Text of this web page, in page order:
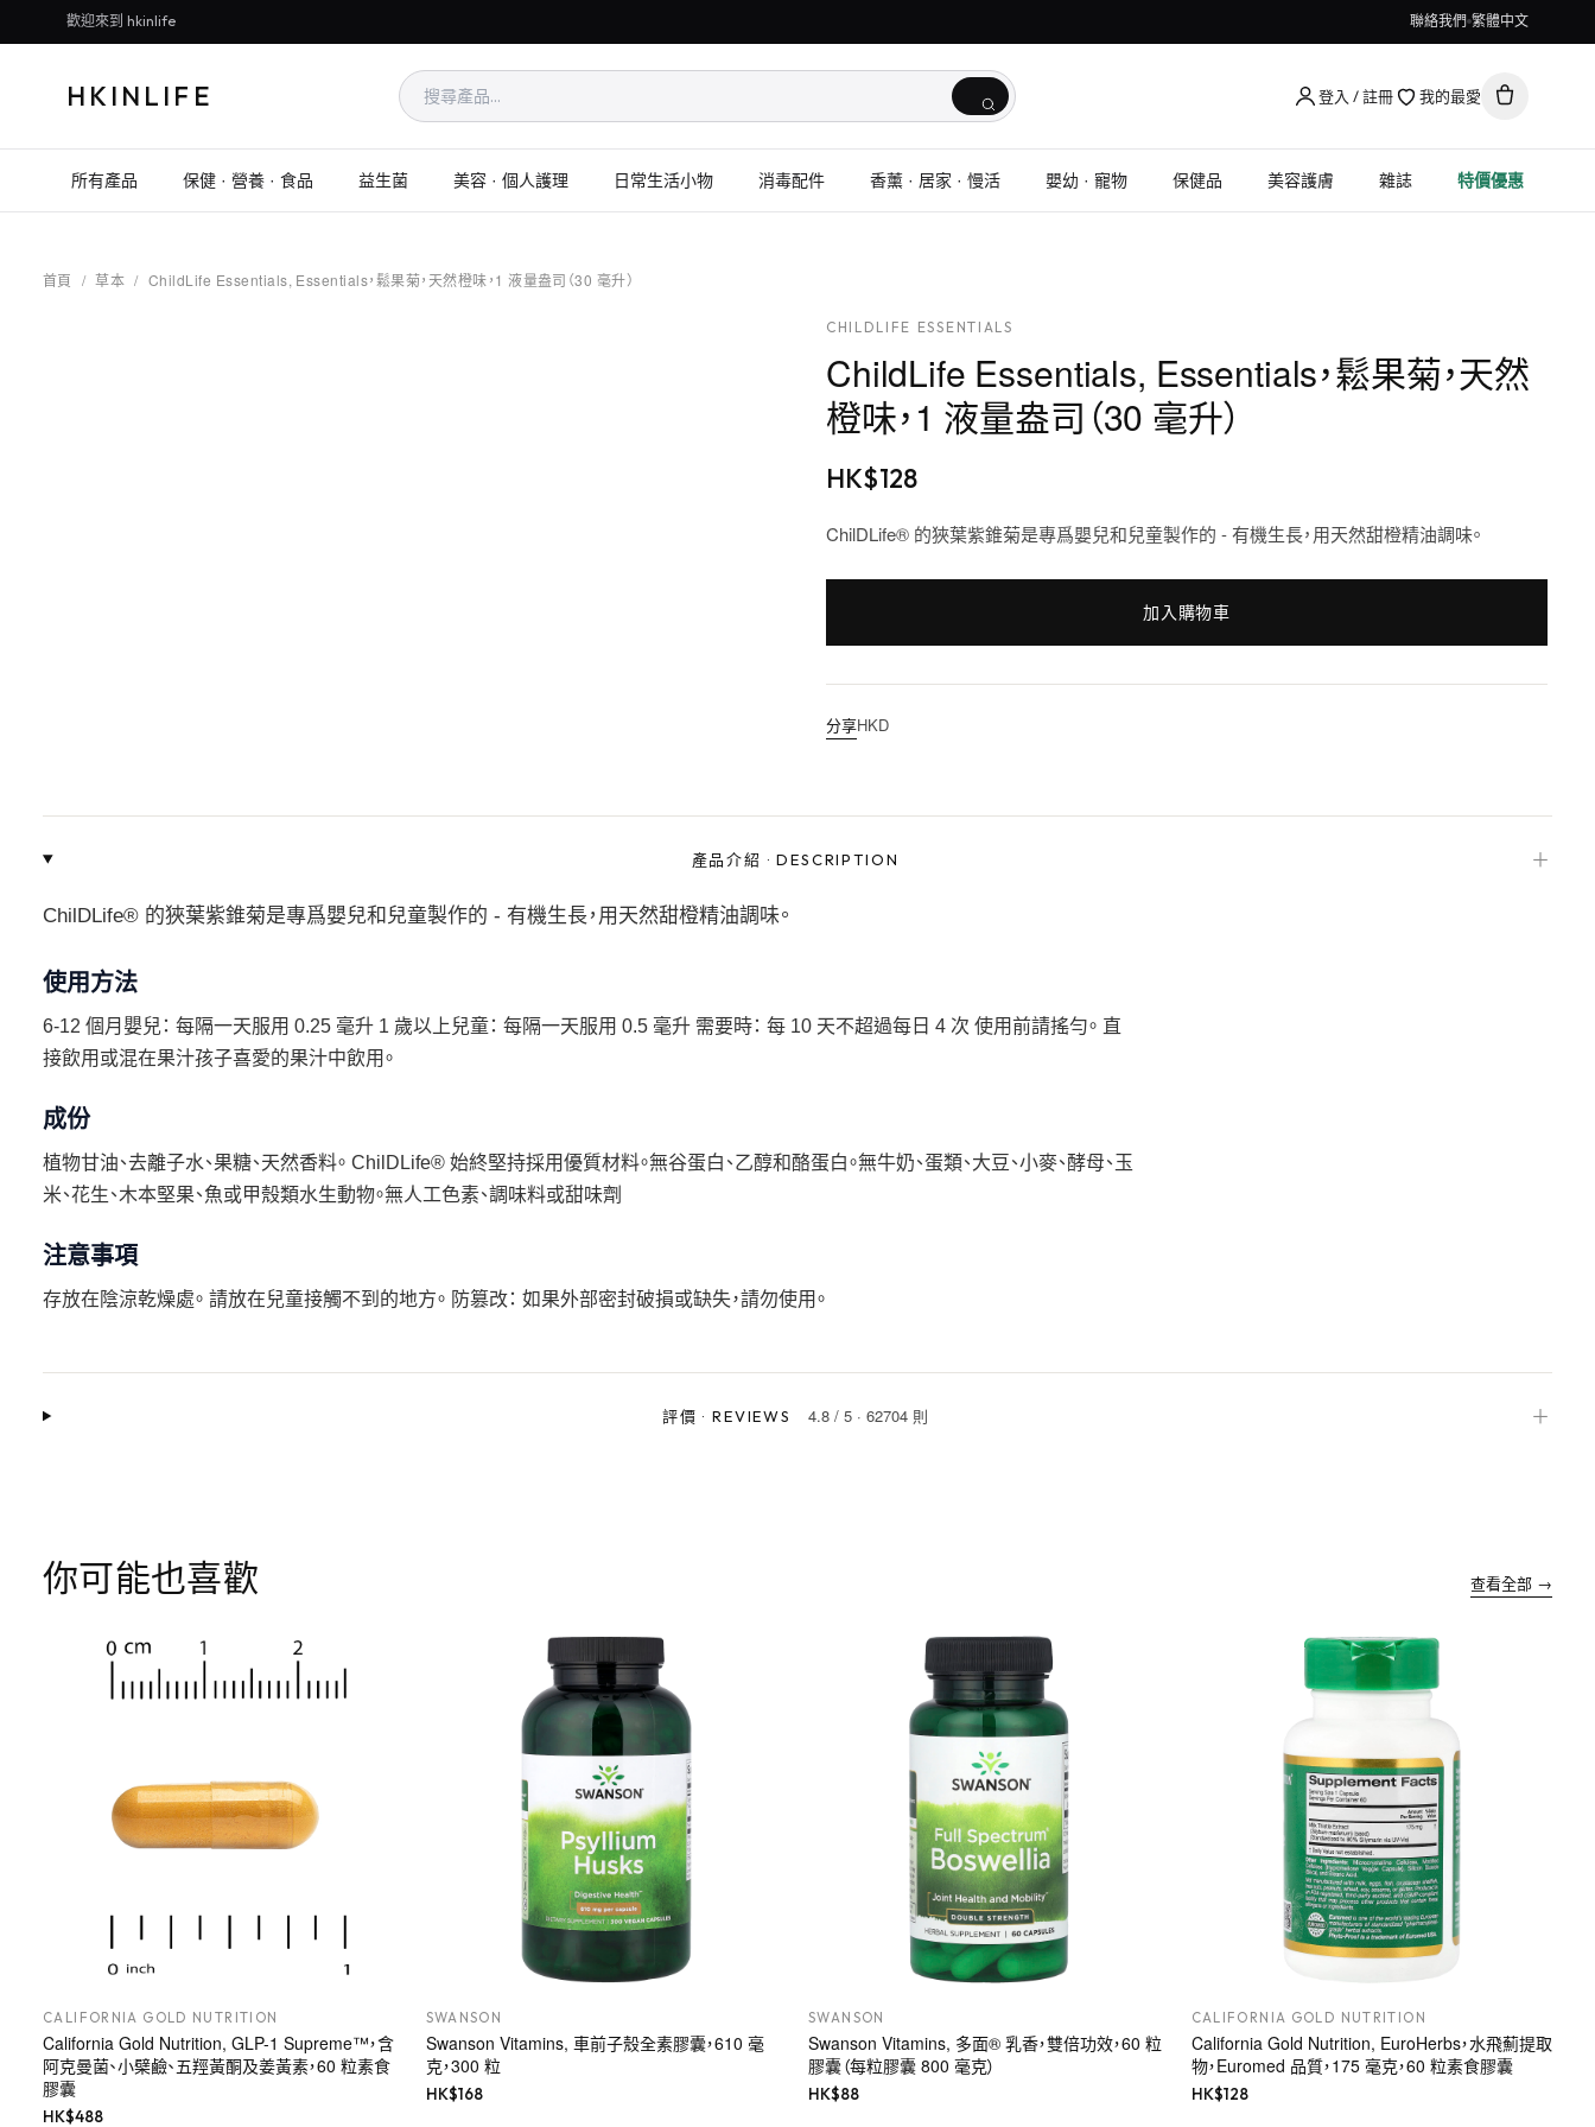
歡迎來到 hkinlife 聯絡我們 繁體中文
HKINLIFE 登入 / 註冊 我的最愛
所有產品 保健 · 營養 · 食品 益生菌 美容 · 個人護理 日常生活小物 消毒配件 香薰 · 居家 · 慢活 嬰幼 · 寵物 保健品 美容護膚 雜誌 特價優惠
首頁 / 草本 / ChildLife Essentials, Essentials，鬆果菊，天然橙味，1 液量盎司（30 毫升）
CHILDLIFE ESSENTIALS
ChildLife Essentials, Essentials，鬆果菊，天然
橙味，1 液量盎司（30 毫升）
HK$128
ChilDLife® 的狹葉紫錐菊是專爲嬰兒和兒童製作的 - 有機生長，用天然甜橙精油調味。
加入購物車
分享HKD
產品介紹 ·DESCRIPTION ＋
ChilDLife® 的狹葉紫錐菊是專爲嬰兒和兒童製作的 - 有機生長，用天然甜橙精油調味。
使用方法
6-12 個月嬰兒： 每隔一天服用 0.25 毫升 1 歲以上兒童： 每隔一天服用 0.5 毫升 需要時： 每 10 天不超過每日 4 次 使用前請搖勻。 直
接飲用或混在果汁孩子喜愛的果汁中飲用。
成份
植物甘油、去離子水、果糖、天然香料。 ChilDLife® 始終堅持採用優質材料。無谷蛋白、乙醇和酪蛋白。無牛奶、蛋類、大豆、小麥、酵母、玉
米、花生、木本堅果、魚或甲殼類水生動物。無人工色素、調味料或甜味劑
注意事項
存放在陰涼乾燥處。 請放在兒童接觸不到的地方。 防篡改： 如果外部密封破損或缺失，請勿使用。
評價 ·REVIEWS 4.8/ 5· 62704 則 ＋
你可能也喜歡 查看全部 →
CALIFORNIA GOLD NUTRITION
California Gold Nutrition, GLP-1 Supreme™，含
阿克曼菌、小檗鹼、五羥黃酮及姜黃素，60 粒素食
膠囊
HK$488
SWANSON
Swanson Vitamins, 車前子殼全素膠囊，610 毫
克，300 粒
HK$168
SWANSON
Swanson Vitamins, 多面® 乳香，雙倍功效，60 粒
膠囊（每粒膠囊 800 毫克）
HK$88
CALIFORNIA GOLD NUTRITION
California Gold Nutrition, EuroHerbs，水飛薊提取
物，Euromed 品質，175 毫克，60 粒素食膠囊
HK$128